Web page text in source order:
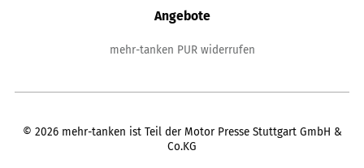
Angebote
mehr-tanken PUR widerrufen
© 2026 mehr-tanken ist Teil der Motor Presse Stuttgart GmbH &
Co.KG